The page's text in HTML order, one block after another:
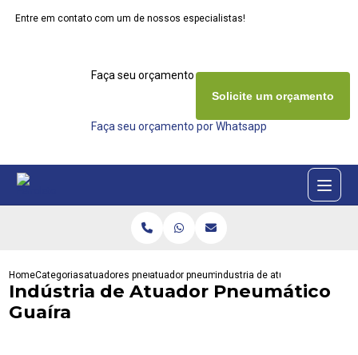
Entre em contato com um de nossos especialistas!
Faça seu orçamento agora mesmo
Faça seu orçamento por Whatsapp
Solicite um orçamento
HomeCategoriasatuadores pneumaticosatuador pneumatico actreg
industria de atuador
Indústria de Atuador Pneumático
Guaíra